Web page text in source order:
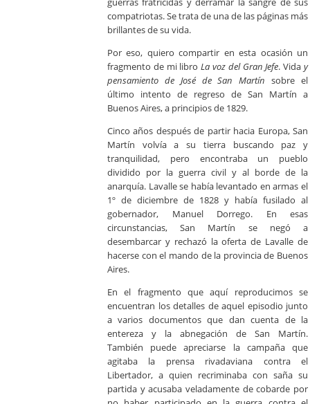
compatriotas. Se trata de una de las páginas más
brillantes de su vida.
Por eso, quiero compartir en esta ocasión un
fragmento de mi libroLa voz del Gran Jefe. Viday
pensamiento de José de San Martín sobre el
último intento de regreso de San Martín a
Buenos Aires, a principios de 1829.
Cinco años después de partir hacia Europa, San
Martín volvía a su tierra buscando paz y
tranquilidad, pero encontraba un pueblo
dividido por la guerra civil y al borde de la
anarquía. Lavalle se había levantado en armas el
1º de diciembre de 1828 y había fusilado al
gobernador, Manuel Dorrego. En esas
circunstancias, San Martín se negó a
desembarcar y rechazó la oferta de Lavalle de
hacerse con el mando de la provincia de Buenos
Aires.
En el fragmento que aquí reproducimos se
encuentran los detalles de aquel episodio junto
a varios documentos que dan cuenta de la
entereza y la abnegación de San Martín.
También puede apreciarse la campaña que
agitaba la prensa rivadaviana contra el
Libertador, a quien recriminaba con saña su
partida y acusaba veladamente de cobarde por